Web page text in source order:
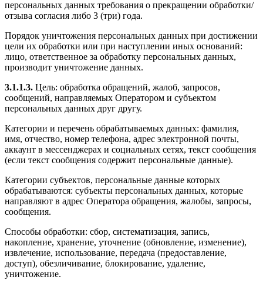
персональных данных требования о прекращении обработки/
отзыва согласия либо 3 (три) года.
Порядок уничтожения персональных данных при достижении
цели их обработки или при наступлении иных оснований:
лицо, ответственное за обработку персональных данных,
производит уничтожение данных.
3.1.1.3. Цель: обработка обращений, жалоб, запросов,
сообщений, направляемых Оператором и субъектом
персональных данных друг другу.
Категории и перечень обрабатываемых данных: фамилия,
имя, отчество, номер телефона, адрес электронной почты,
аккаунт в мессенджерах и социальных сетях, текст сообщения
(если текст сообщения содержит персональные данные).
Категории субъектов, персональные данные которых
обрабатываются: субъекты персональных данных, которые
направляют в адрес Оператора обращения, жалобы, запросы,
сообщения.
Способы обработки: сбор, систематизация, запись,
накопление, хранение, уточнение (обновление, изменение),
извлечение, использование, передача (предоставление,
доступ), обезличивание, блокирование, удаление,
уничтожение.